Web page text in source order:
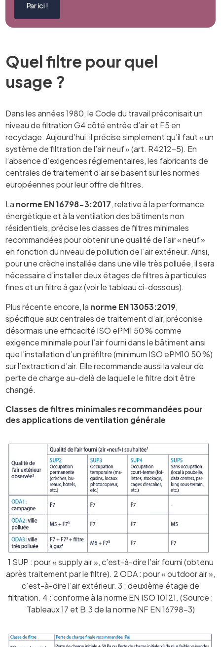
Par ici !
Quel filtre pour quel
usage ?
Dans les années 1980, le Code du travail préconisait un
niveau de filtration G4 côté entrée d’air et F5 en
recyclage. Aujourd’hui, il précise simplement qu’il faut « un
système de filtration de l’air neuf » (art. R4212-5). En
l’absence d’exigences réglementaires, les fabricants de
centrales de traitement d’air se basent sur les normes
européennes pour leur offre de filtres.
La norme EN 16798-3:2017, relative à la performance
énergétique et à la ventilation des bâtiments non
résidentiels, précise les classes de filtres minimales
recommandées pour obtenir une qualité de l’air « neuf »
en fonction du niveau de pollution de l’air extérieur. Ainsi,
pour une crèche installée dans une ville très polluée, il sera
nécessaire d’installer deux étages de filtres à particules
fines et un filtre à gaz (voir le tableau ci-dessous).
Plus récente encore, la norme EN 13053:2019,
spécifique aux centrales de traitement d’air, préconise
désormais une efficacité ISO ePM1 50 % comme
exigence minimale pour l’air fourni dans le bâtiment ainsi
que l’installation d’un préfiltre (minimum ISO ePM10 50 %)
sur l’extraction d’air. Elle recommande aussi la valeur de
perte de charge au-delà de laquelle le filtre doit être
changé.
Classes de filtres minimales recommandées pour
des applications de ventilation générale
1 SUP : pour « supply air », c’est-à-dire l’air fourni (obtenu
après traitement par le filtre). 2 ODA : pour « outdoor air »,
c’est-à-dire l’air extérieur. 3 : deuxième étage de
filtration. 4 : conforme à la norme EN ISO 10121. (Source :
Tableaux 17 et B.3 de la norme NF EN 16798-3)